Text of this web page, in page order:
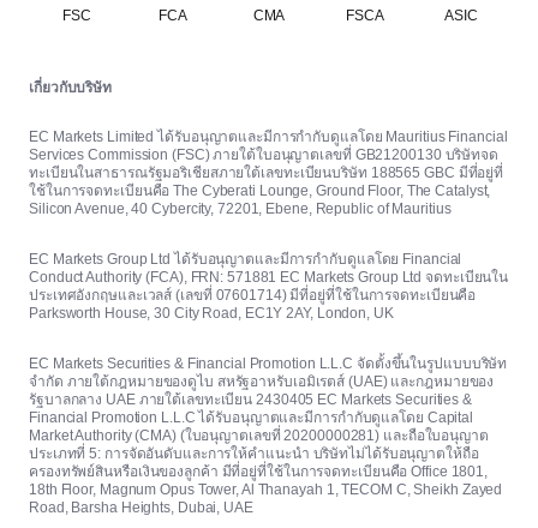
FSC FCA CMA FSCA ASIC
เกี่ยวกับบริษัท
EC Markets Limited ได้รับอนุญาตและมีการกำกับดูแลโดย Mauritius Financial
Services Commission (FSC) ภายใต้ใบอนุญาตเลขที่ GB21200130 บริษัทจด
ทะเบียนในสาธารณรัฐมอริเชียสภายใต้เลขทะเบียนบริษัท 188565 GBC มีที่อยู่ที่
ใช้ในการจดทะเบียนคือ The Cyberati Lounge, Ground Floor, The Catalyst,
Silicon Avenue, 40 Cybercity, 72201, Ebene, Republic of Mauritius
EC Markets Group Ltd ได้รับอนุญาตและมีการกำกับดูแลโดย Financial
Conduct Authority (FCA), FRN: 571881 EC Markets Group Ltd จดทะเบียนใน
ประเทศอังกฤษและเวลส์ (เลขที่ 07601714) มีที่อยู่ที่ใช้ในการจดทะเบียนคือ
Parksworth House, 30 City Road, EC1Y 2AY, London, UK
EC Markets Securities & Financial Promotion L.L.C จัดตั้งขึ้นในรูปแบบบริษัท
จำกัด ภายใต้กฎหมายของดูไบ สหรัฐอาหรับเอมิเรตส์ (UAE) และกฎหมายของ
รัฐบาลกลาง UAE ภายใต้เลขทะเบียน 2430405 EC Markets Securities &
Financial Promotion L.L.C ได้รับอนุญาตและมีการกำกับดูแลโดย Capital
Market Authority (CMA) (ใบอนุญาตเลขที่ 20200000281) และถือใบอนุญาต
ประเภทที่ 5: การจัดอันดับและการให้คำแนะนำ บริษัทไม่ได้รับอนุญาตให้ถือ
ครองทรัพย์สินหรือเงินของลูกค้า มีที่อยู่ที่ใช้ในการจดทะเบียนคือ Office 1801,
18th Floor, Magnum Opus Tower, Al Thanayah 1, TECOM C, Sheikh Zayed
Road, Barsha Heights, Dubai, UAE